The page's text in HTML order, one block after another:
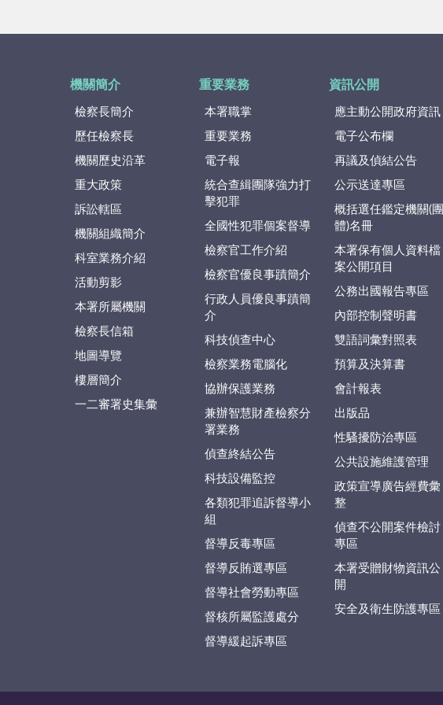
機關簡介
檢察長簡介
歷任檢察長
機關歷史沿革
重大政策
訴訟轄區
機關組織簡介
科室業務介紹
活動剪影
本署所屬機關
檢察長信箱
地圖導覽
樓層簡介
一二審署史集彙
重要業務
本署職掌
重要業務
電子報
統合查緝團隊強力打
擊犯罪
全國性犯罪個案督導
檢察官工作介紹
檢察官優良事蹟簡介
行政人員優良事蹟簡
介
科技偵查中心
檢察業務電腦化
協辦保護業務
兼辦智慧財產檢察分
署業務
偵查終結公告
科技設備監控
各類犯罪追訴督導小
組
督導反毒專區
督導反賄選專區
督導社會勞動專區
督核所屬監護處分
督導緩起訴專區
資訊公開
應主動公開政府資訊
電子公布欄
再議及偵結公告
公示送達專區
概括選任鑑定機關(團
體)名冊
本署保有個人資料檔
案公開項目
公務出國報告專區
內部控制聲明書
雙語詞彙對照表
預算及決算書
會計報表
出版品
性騷擾防治專區
公共設施維護管理
政策宣導廣告經費彙
整
偵查不公開案件檢討
專區
本署受贈財物資訊公
開
安全及衛生防護專區